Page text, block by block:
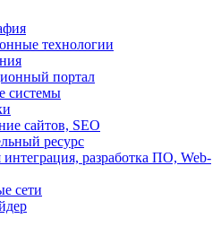
технологии
портал
системы
сайтов, SEO
ресурс
разработка ПО, Web-
сети